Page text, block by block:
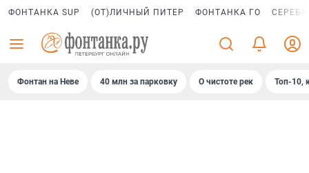
ФОНТАНКА SUP (ОТ)ЛИЧНЫЙ ПИТЕР ФОНТАНКА ГО
Фонтан на Неве 40 млн за парковку О чистоте рек Топ-10,